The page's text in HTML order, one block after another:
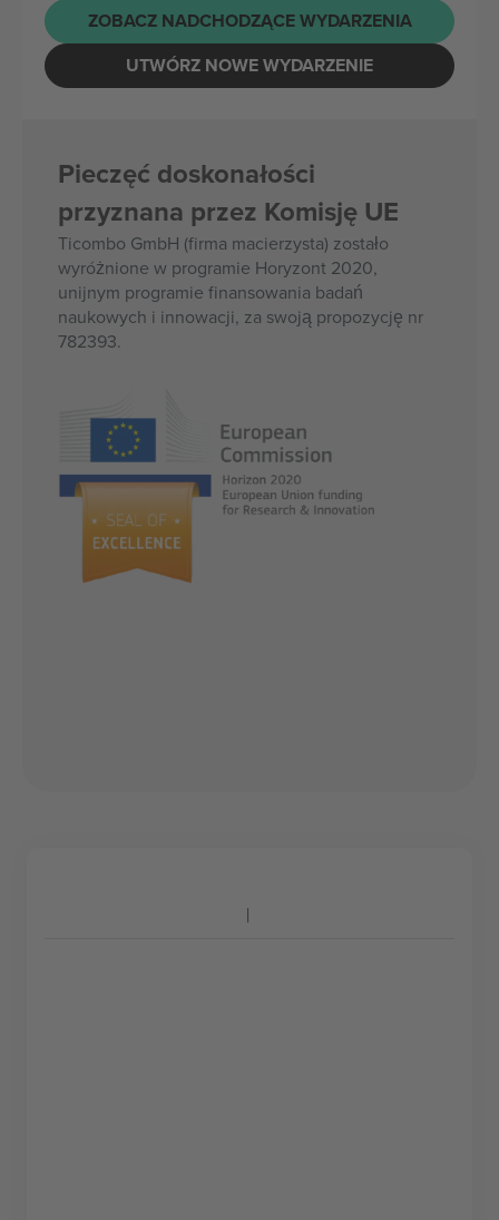
ZOBACZ NADCHODZĄCE WYDARZENIA
UTWÓRZ NOWE WYDARZENIE
Pieczęć doskonałości
przyznana przez Komisję UE
Ticombo GmbH (firma macierzysta) zostało
wyróżnione w programie Horyzont 2020,
unijnym programie finansowania badań
naukowych i innowacji, za swoją propozycję nr
782393.